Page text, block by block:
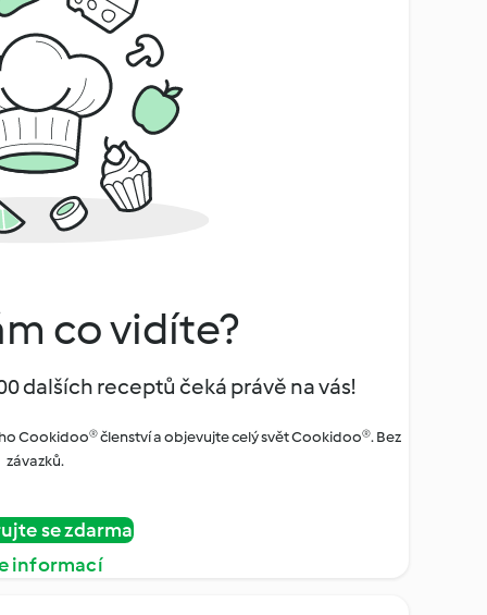
co vidíte?
dalších receptů čeká právě na vás!
Cookidoo® členství a objevujte celý svět Cookidoo®. Bez
závazků.
se zdarma
informací